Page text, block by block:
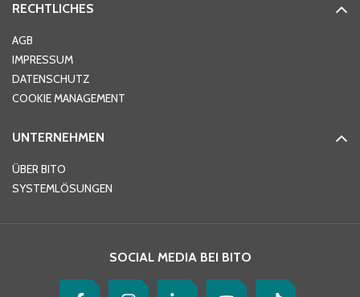
Ort*
Telefon
RECHTLICHES
AGB
IMPRESSUM
DATENSCHUTZ
COOKIE MANAGEMENT
UNTERNEHMEN
ÜBER BITO
SYSTEMLÖSUNGEN
SOCIAL MEDIA BEI BITO